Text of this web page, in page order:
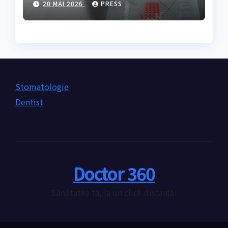
nevoie de ea?
20 MAI 2026 PRESS
Stomatologie
Dentist
Doctor 360